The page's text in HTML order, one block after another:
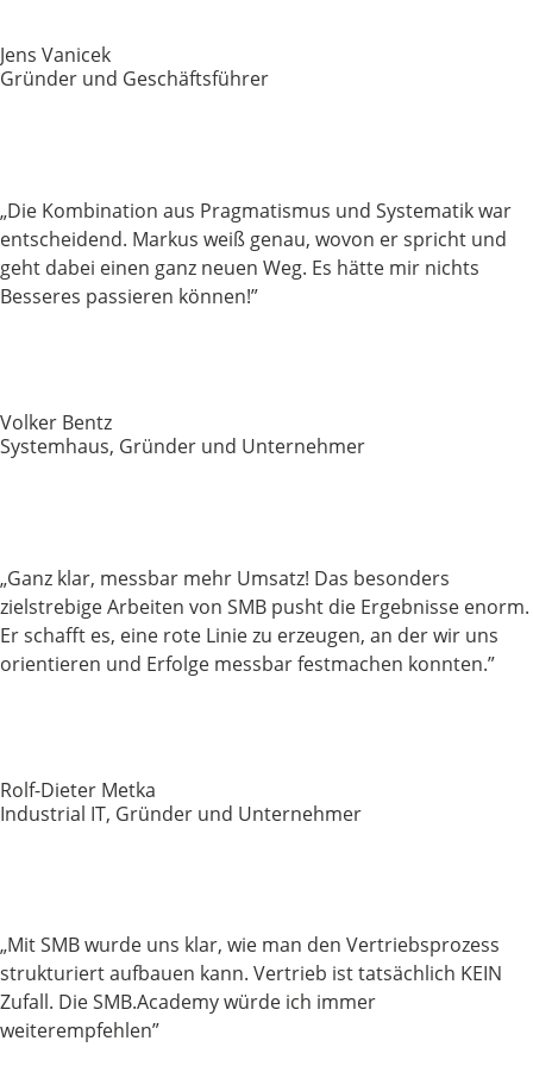
Jens Vanicek
Gründer und Geschäftsführer
„Die Kombination aus Pragmatismus und Systematik war
entscheidend. Markus weiß genau, wovon er spricht und
geht dabei einen ganz neuen Weg. Es hätte mir nichts
Besseres passieren können!”
Volker Bentz
Systemhaus, Gründer und Unternehmer
„Ganz klar, messbar mehr Umsatz! Das besonders
zielstrebige Arbeiten von SMB pusht die Ergebnisse enorm.
Er schafft es, eine rote Linie zu erzeugen, an der wir uns
orientieren und Erfolge messbar festmachen konnten.”
Rolf-Dieter Metka
Industrial IT, Gründer und Unternehmer
„Mit SMB wurde uns klar, wie man den Vertriebsprozess
strukturiert aufbauen kann. Vertrieb ist tatsächlich KEIN
Zufall. Die SMB.Academy würde ich immer
weiterempfehlen”